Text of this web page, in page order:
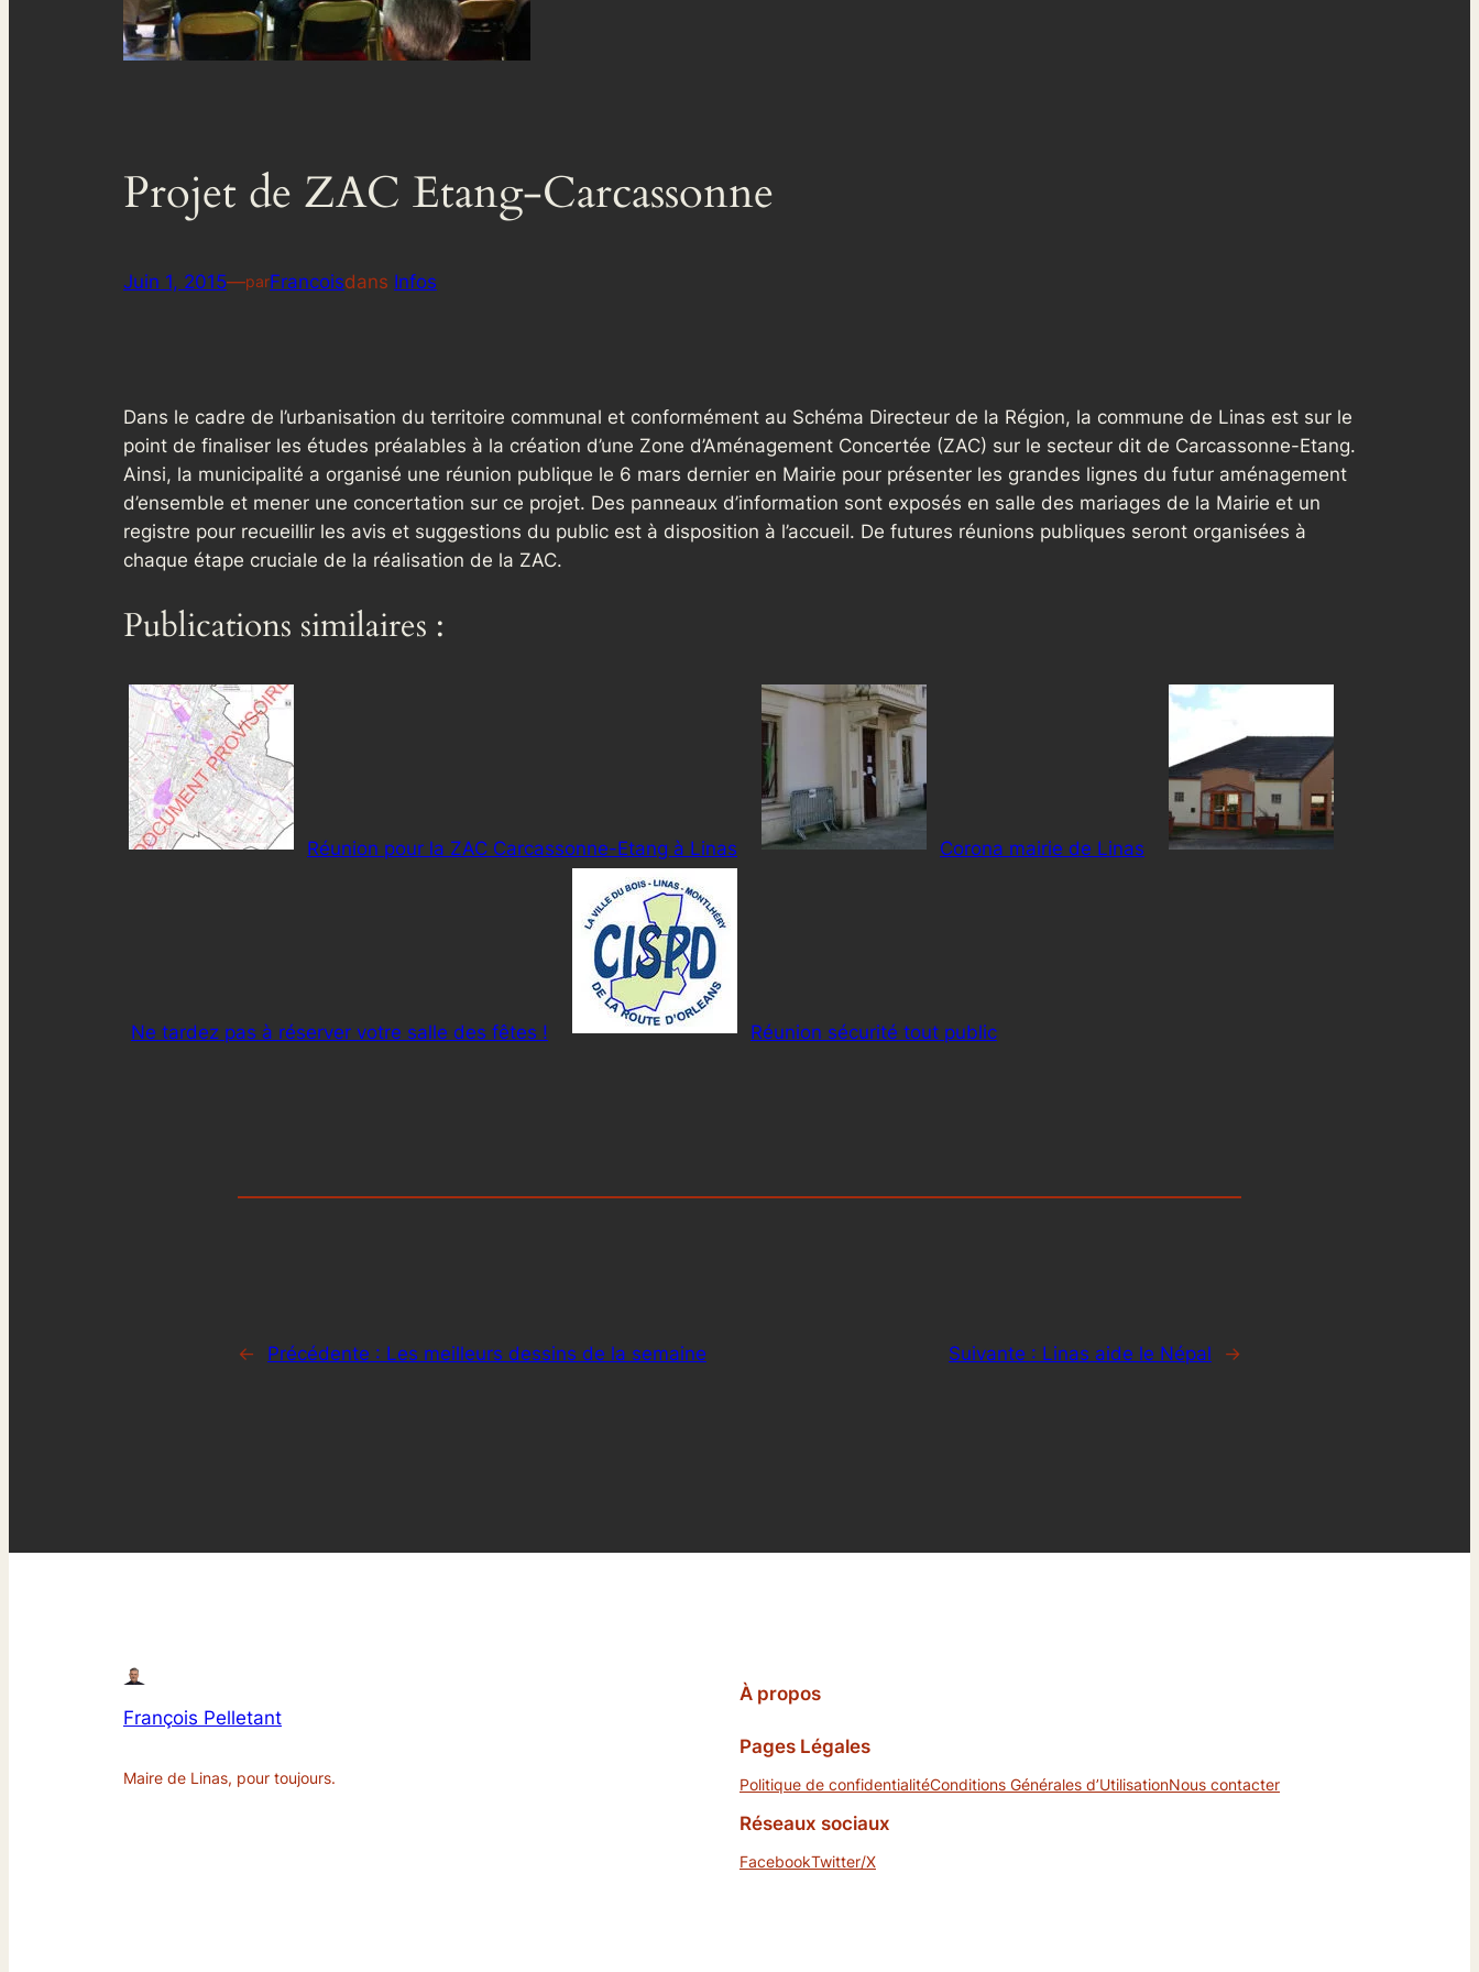
Projet de ZAC Etang-Carcassonne
Juin 1, 2015—parFrancoisdans Infos
Dans le cadre de l’urbanisation du territoire communal et conformément au Schéma Directeur de la Région, la commune de Linas est sur le
point de finaliser les études préalables à la création d’une Zone d’Aménagement Concertée (ZAC) sur le secteur dit de Carcassonne-Etang.
Ainsi, la municipalité a organisé une réunion publique le 6 mars dernier en Mairie pour présenter les grandes lignes du futur aménagement
d’ensemble et mener une concertation sur ce projet. Des panneaux d’information sont exposés en salle des mariages de la Mairie et un
registre pour recueillir les avis et suggestions du public est à disposition à l’accueil. De futures réunions publiques seront organisées à
chaque étape cruciale de la réalisation de la ZAC.
Publications similaires :
Réunion pour la ZAC Carcassonne-Etang à Linas Corona mairie de Linas
Ne tardez pas à réserver votre salle des fêtes ! Réunion sécurité tout public
← Précédente : Les meilleurs dessins de la semaine Suivante : Linas aide le Népal →
François Pelletant
Maire de Linas, pour toujours.
À propos
Pages Légales
Politique de confidentialitéConditions Générales d’UtilisationNous contacter
Réseaux sociaux
FacebookTwitter/X